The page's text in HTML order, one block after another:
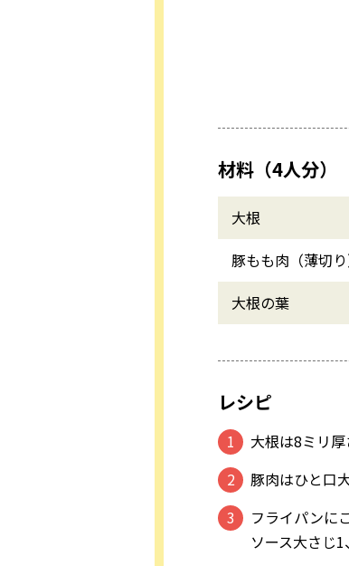
材料（4人分）
大根
豚もも肉（薄切り
大根の葉
レシピ
大根は8ミリ
豚肉はひと口
フライパンに
ソース大さじ